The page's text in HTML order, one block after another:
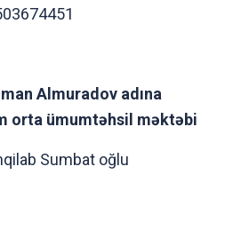
Almuradov adına
orta ümumtəhsil məktəbi
Sumbat oğlu